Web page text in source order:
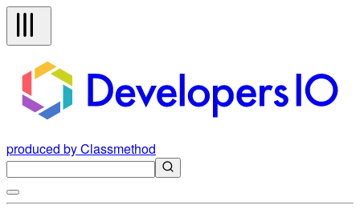
produced by Classmethod